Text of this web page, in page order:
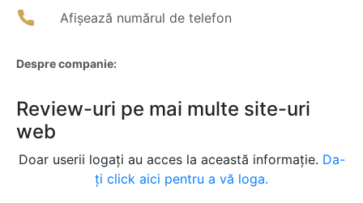
Afișează numărul de telefon
Despre companie:
Review-uri pe mai multe site-uri
web
Doar userii logați au acces la această informație. Da-
ți click aici pentru a vă loga.